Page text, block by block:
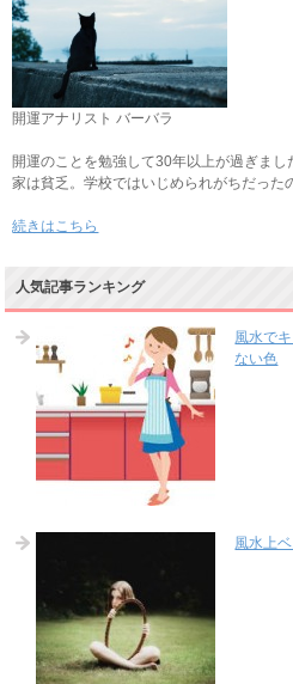
開運アナリスト バーバラ
開運のことを勉強して30年以上が過ぎまし
家は貧乏。学校ではいじめられがちだった
続きはこちら
人気記事ランキング
風水で
ない色
風水上